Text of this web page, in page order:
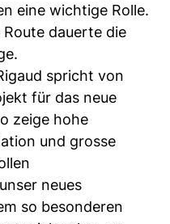
eine wichtige Rolle.
dauerte die
spricht von
für das neue
zeige hohe
und grosse
neues
so besonderen